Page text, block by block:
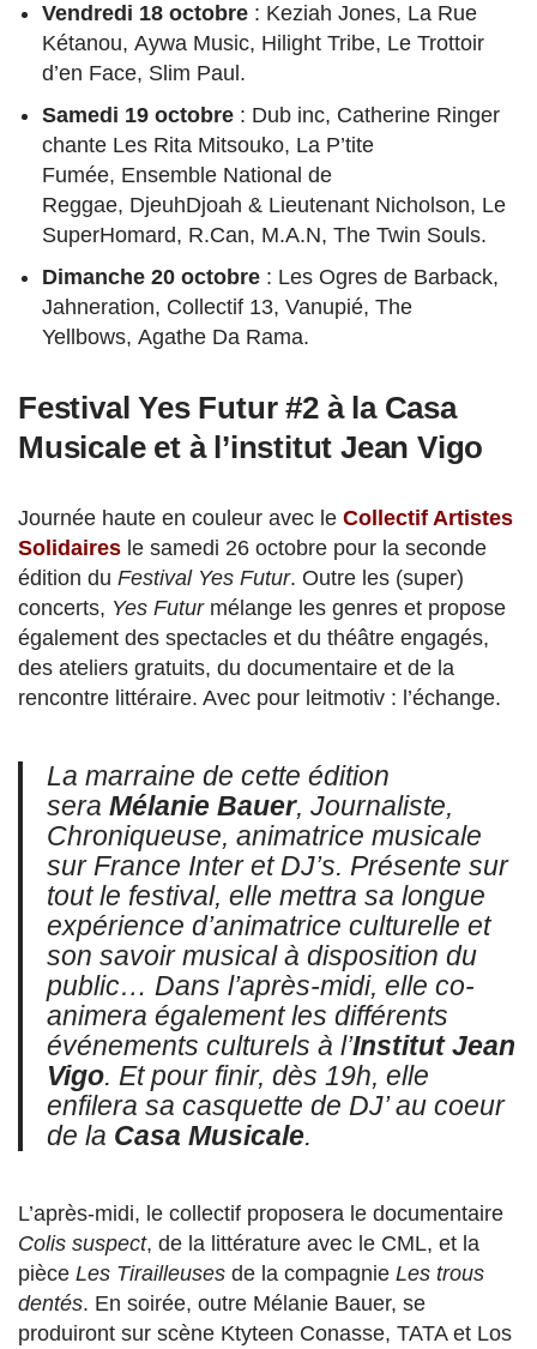
Vendredi 18 octobre : Keziah Jones, La Rue
Kétanou, Aywa Music, Hilight Tribe, Le Trottoir
d’en Face, Slim Paul.
Samedi 19 octobre : Dub inc, Catherine Ringer
chante Les Rita Mitsouko, La P’tite
Fumée, Ensemble National de
Reggae, DjeuhDjoah & Lieutenant Nicholson, Le
SuperHomard, R.Can, M.A.N, The Twin Souls.
Dimanche 20 octobre : Les Ogres de Barback,
Jahneration, Collectif 13, Vanupié, The
Yellbows, Agathe Da Rama.
Festival Yes Futur #2 à la Casa
Musicale et à l’institut Jean Vigo
Journée haute en couleur avec le Collectif Artistes
Solidaires le samedi 26 octobre pour la seconde
édition du Festival Yes Futur. Outre les (super)
concerts, Yes Futurmélange les genres et propose
également des spectacles et du théâtre engagés,
des ateliers gratuits, du documentaire et de la
rencontre littéraire. Avec pour leitmotiv : l’échange.
La marraine de cette édition
sera Mélanie Bauer, Journaliste,
Chroniqueuse, animatrice musicale
sur France Inter et DJ’s. Présente sur
tout le festival, elle mettra sa longue
expérience d’animatrice culturelle et
son savoir musical à disposition du
public… Dans l’après-midi, elle co-
animera également les différents
événements culturels à l’Institut Jean
Vigo. Et pour finir, dès 19h, elle
enfilera sa casquette de DJ’ au coeur
de la Casa Musicale.
L’après-midi, le collectif proposera le documentaire
Colis suspect, de la littérature avec le CML, et la
pièce Les Tirailleuses de la compagnie Les trous
dentés. En soirée, outre Mélanie Bauer, se
produiront sur scène Ktyteen Conasse, TATA et Los